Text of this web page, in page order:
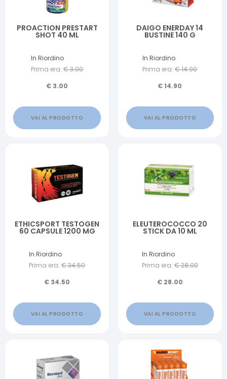
PROACTION PRESTART
SHOT 40 ML
In Riordino
Prima era: €3.00
€ 3.00
VAI AL PRODOTTO
DAIGO ENERDAY 14
BUSTINE 140 G
In Riordino
Prima era: €14.90
€14.90
VAI AL PRODOTTO
ETHICSPORT TESTOGEN
60 CAPSULE 1200 MG
In Riordino
Prima era: €34.50
€ 34.50
VAI AL PRODOTTO
ELEUTEROCOCCO 20
STICK DA 10 ML
In Riordino
Prima era: €28.00
€ 28.00
VAI AL PRODOTTO